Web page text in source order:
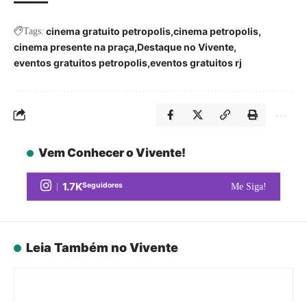
Tags: cinema gratuito petropolis cinema petropolis
cinema presente na praça Destaque no Vivente
eventos gratuitos petropolis eventos gratuitos rj
Vem Conhecer o Vivente!
1.7KSeguidores Me Siga!
Leia Também no Vivente